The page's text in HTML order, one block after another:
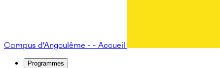
Campus d'Angoulême - - Accueil
Programmes